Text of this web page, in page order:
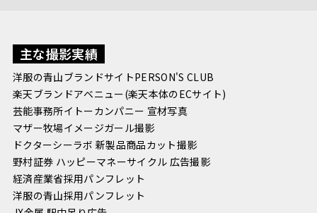
主な撮影実績
洋服の青山ブランドサイトPERSON'S CLUB
楽天ブランドアベニュー(楽天本体のECサイト)
芸能事務所イトーカンパニー 宣材写真
マザー牧場イメージガール撮影
ドクターシーラボ 新製品商品カット撮影
野村証券 ハッピーマネーサイクル 広告撮影
経済産業省採用パンフレット
洋服の青山採用パンフレット